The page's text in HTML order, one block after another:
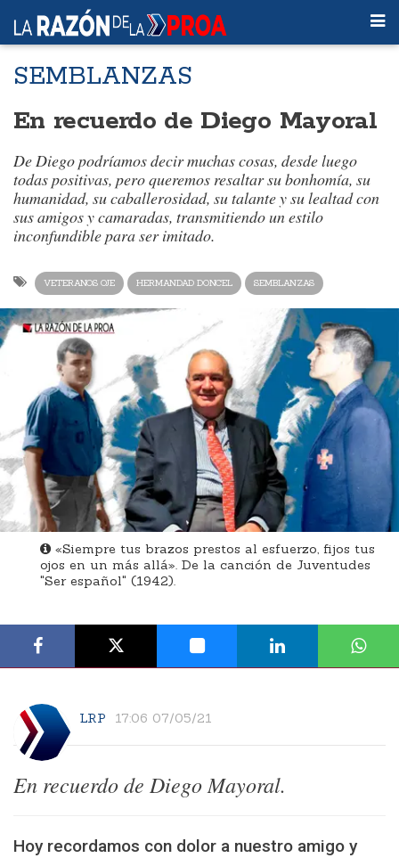
SEMBLANZAS
En recuerdo de Diego Mayoral
De Diego podríamos decir muchas cosas, desde luego
todas positivas, pero queremos resaltar su bonhomía, su
humanidad, su caballerosidad, su talante y su lealtad con
sus amigos y camaradas, transmitiendo un estilo
inconfundible para ser imitado.
VETERANOS OJE HERMANDAD DONCEL SEMBLANZAS
«Siempre tus brazos prestos al esfuerzo, fijos tus
ojos en un más allá». De la canción de Juventudes
"Ser español" (1942).
LRP 17:06 07/05/21
En recuerdo de Diego Mayoral.
Hoy recordamos con dolor a nuestro amigo y